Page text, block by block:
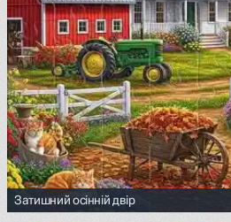
Затишний осінній двір